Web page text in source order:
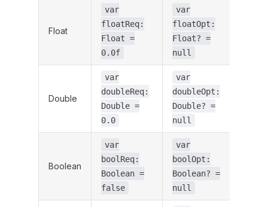
Float
var
floatReq:
Float =
0.0f
var
floatOpt:
Float? =
null
Double
var
doubleReq:
Double =
0.0
var
doubleOpt:
Double? =
null
Boolean
var
boolReq:
Boolean =
false
var
boolOpt:
Boolean? =
null